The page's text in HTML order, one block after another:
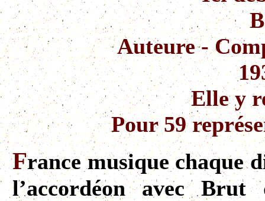
Auteure -
Elle y
Pour 59
France musique chaque
l’accordéon avec